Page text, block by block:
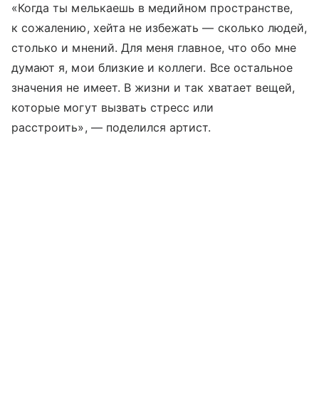
«Когда ты мелькаешь в медийном пространстве,
к сожалению, хейта не избежать — сколько людей,
столько и мнений. Для меня главное, что обо мне
думают я, мои близкие и коллеги. Все остальное
значения не имеет. В жизни и так хватает вещей,
которые могут вызвать стресс или
расстроить», — поделился артист.